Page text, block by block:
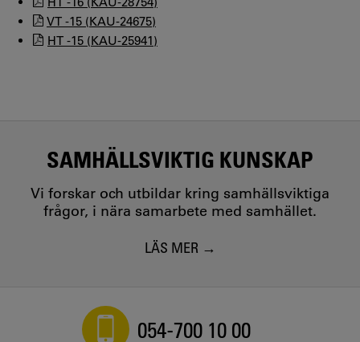
VT -15 (KAU-24675)
HT -15 (KAU-25941)
SAMHÄLLSVIKTIG KUNSKAP
Vi forskar och utbildar kring samhällsviktiga
frågor, i nära samarbete med samhället.
LÄS MER
054-700 10 00